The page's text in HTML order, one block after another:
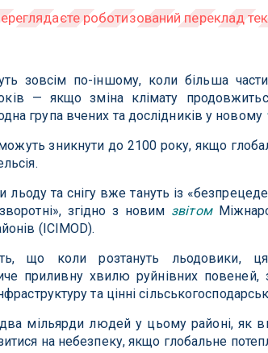
зовсім по-іншому, коли більша
— якщо зміна клімату
група вчених та дослідників у новому
зникнути до 2100 року, якщо
льоду та снігу вже тануть із
згідно з новим звітом
(ICIMOD).
що коли розтануть льодовики,
приливну хвилю руйнівних повеней,
та цінні
мільярди людей у ​​цьому районі, як
на небезпеку, якщо глобальне